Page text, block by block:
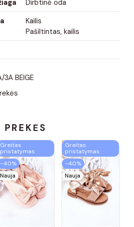
Dirbtinė oda
Kailis
Pašiltintas, kailis
BEIGE
Greitas
pristatymas
−40%
Nauja
Greitas
pristatymas
−40%
Nauja